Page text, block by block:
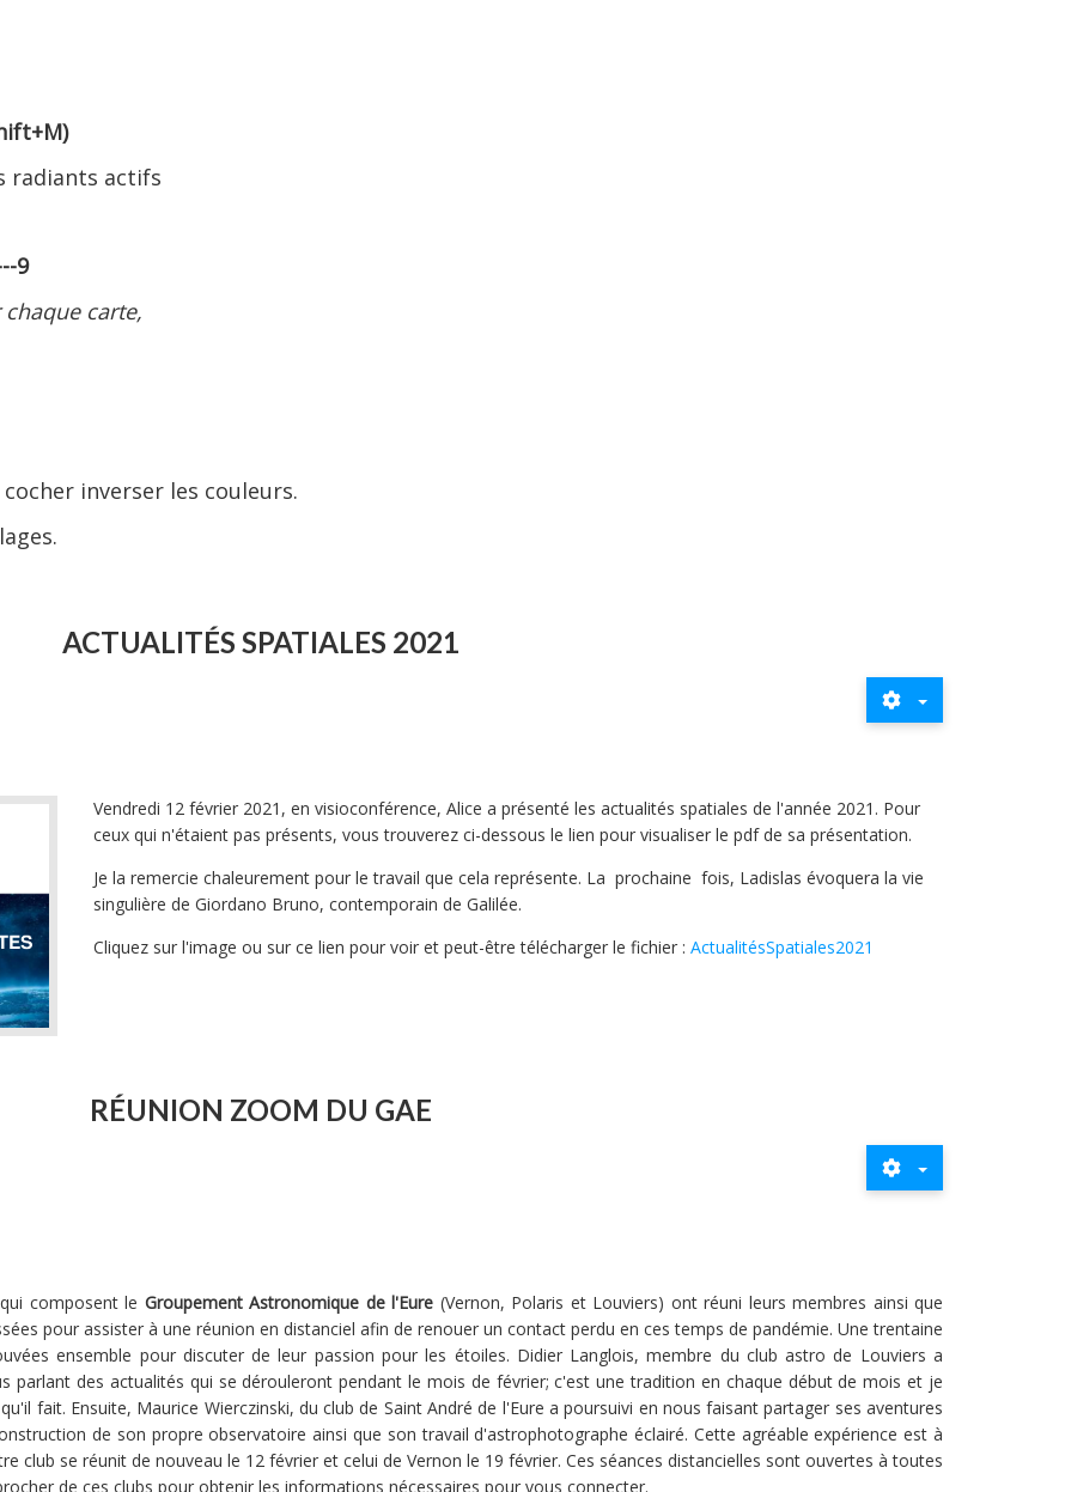
)
radiants actifs
9
carte,
inverser les couleurs.
ACTUALITÉS SPATIALES 2021
Vendredi 12 février 2021, en visioconférence, Alice a présenté les actualités spatiales de l'année 2021. Pour
ceux qui n'étaient pas présents, vous trouverez ci-dessous le lien pour visualiser le pdf de sa présentation.
Je la remercie chaleurement pour le travail que cela représente. La prochaine fois, Ladislas évoquera la vie
singulière de Giordano Bruno, contemporain de Galilée.
Cliquez sur l'image ou sur ce lien pour voir et peut-être télécharger le fichier : ActualitésSpatiales2021
RÉUNION ZOOM DU GAE
composent le Groupement Astronomique de l'Eure (Vernon, Polaris et Louviers) ont réuni leurs membres ainsi que
pour assister à une réunion en distanciel afin de renouer un contact perdu en ces temps de pandémie. Une trentaine
ensemble pour discuter de leur passion pour les étoiles. Didier Langlois, membre du club astro de Louviers a
parlant des actualités qui se dérouleront pendant le mois de février; c'est une tradition en chaque début de mois et je
fait. Ensuite, Maurice Wierczinski, du club de Saint André de l'Eure a poursuivi en nous faisant partager ses aventures
de son propre observatoire ainsi que son travail d'astrophotographe éclairé. Cette agréable expérience est à
club se réunit de nouveau le 12 février et celui de Vernon le 19 février. Ces séances distancielles sont ouvertes à toutes
de ces clubs pour obtenir les informations nécessaires pour vous connecter.